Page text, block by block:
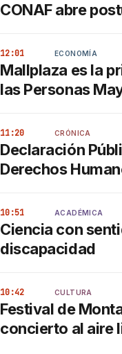
CONAF abre
12:01 ECONOMÍA
Mallplaza es la
las Personas
11:20 CRÓNICA
Declaración
Derechos
10:51 ACADÉMICA
Ciencia con
discapacidad
10:42 CULTURA
Festival de
concierto al aire